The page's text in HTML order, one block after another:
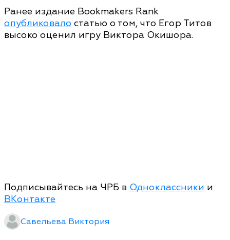
Ранее издание Bookmakers Rank
опубликовало статью о том, что Егор Титов
высоко оценил игру Виктора Окишора.
Подписывайтесь на ЧРБ в Одноклассники и
ВКонтакте
Савельева Виктория